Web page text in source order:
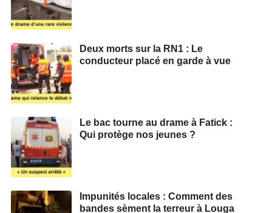
Deux morts sur la RN1 : Le
conducteur placé en garde à vue
Le bac tourne au drame à Fatick :
Qui protège nos jeunes ?
Impunités locales : Comment des
bandes sèment la terreur à Louga